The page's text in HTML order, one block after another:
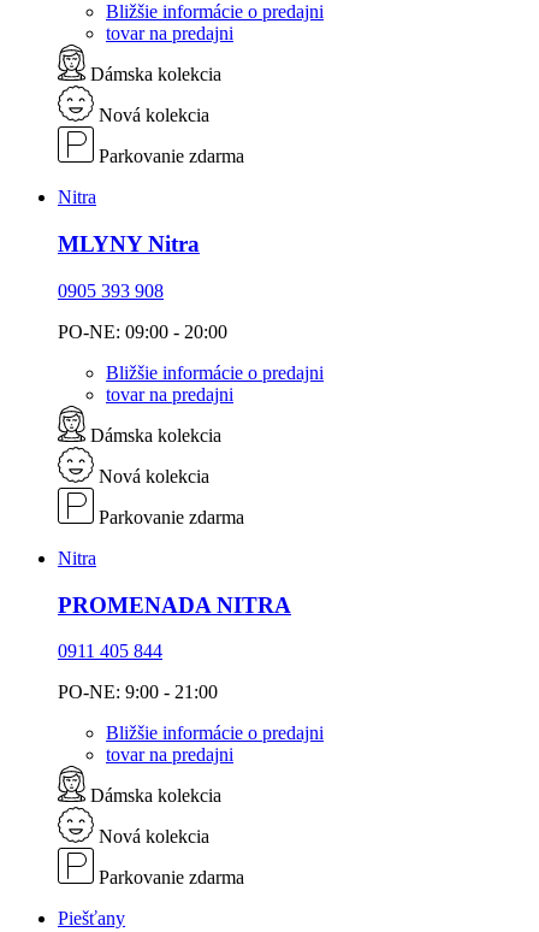
Bližšie informácie o predajni
tovar na predajni
Dámska kolekcia
Nová kolekcia
Parkovanie zdarma
Nitra
MLYNY Nitra
0905 393 908
PO-NE: 09:00 - 20:00
Bližšie informácie o predajni
tovar na predajni
Dámska kolekcia
Nová kolekcia
Parkovanie zdarma
Nitra
PROMENADA NITRA
0911 405 844
PO-NE: 9:00 - 21:00
Bližšie informácie o predajni
tovar na predajni
Dámska kolekcia
Nová kolekcia
Parkovanie zdarma
Piešťany